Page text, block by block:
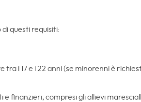
di questi requisiti:
i 17 e i 22 anni (se minorenni è
compresi gli allievi